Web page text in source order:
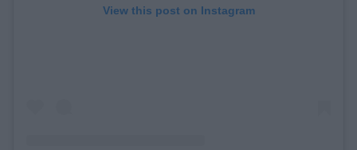
View this post on Instagram